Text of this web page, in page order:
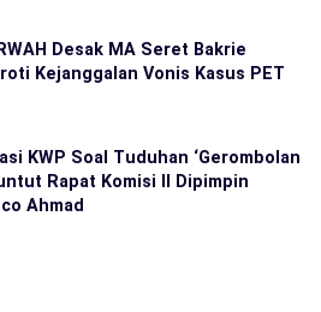
Desak MA Seret Bakrie
Kejanggalan Vonis Kasus PET
KWP Soal Tuduhan ‘Gerombolan
Rapat Komisi II Dipimpin
Ahmad